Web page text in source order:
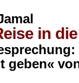
in
geben«